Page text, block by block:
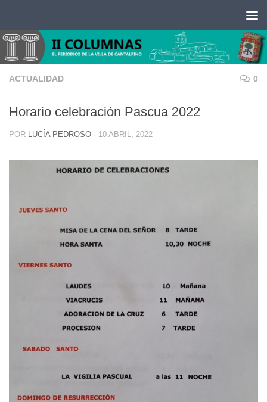
ACTUALIDAD 0
Horario celebración Pascua 2022
POR LUCÍA PEDROSO · 10 ABRIL, 2022